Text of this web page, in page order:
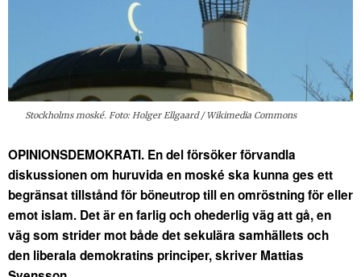
Stockholms moské. Foto: Holger Ellgaard / Wikimedia Commons
OPINIONSDEMOKRATI. En del försöker förvandla
diskussionen om huruvida en moské ska kunna ges ett
begränsat tillstånd för böneutrop till en omröstning för eller
emot islam. Det är en farlig och ohederlig väg att gå, en
väg som strider mot både det sekulära samhällets och
den liberala demokratins principer, skriver Mattias